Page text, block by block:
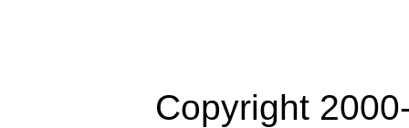
Copyright